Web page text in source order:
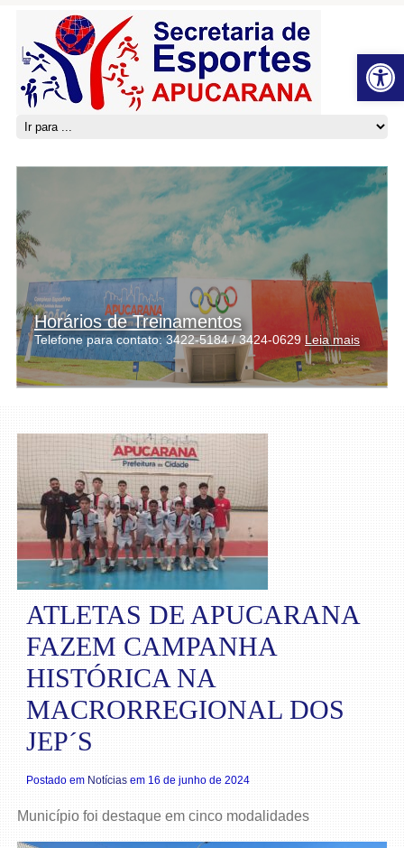
Horários de Treinamentos
Telefone para contato: 3422-5184 / 3424-0629 Leia mais
ATLETAS DE APUCARANA
FAZEM CAMPANHA
HISTÓRICA NA
MACRORREGIONAL DOS
JEP´S
Postado em Notícias em 16 de junho de 2024
Município foi destaque em cinco modalidades